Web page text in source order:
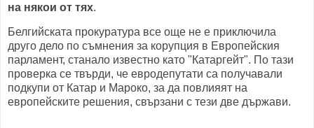
на някои от тях.
Белгийската прокуратура все още не е приключила
друго дело по съмнения за корупция в Европейския
парламент, станало известно като "Катаргейт". По тази
проверка се твърди, че евродепутати са получавали
подкупи от Катар и Мароко, за да повлияят на
европейските решения, свързани с тези две държави.